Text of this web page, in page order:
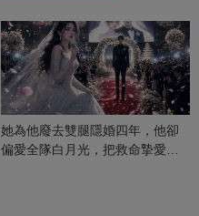
她為他廢去雙腿隱婚四年，他卻
偏愛全隊白月光，把救命摯愛當